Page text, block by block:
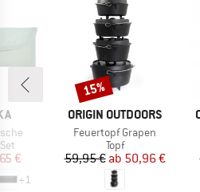
Preis
€
+1
MARKE
ORIGIN OUTDOORS
Artikel
Feuertopf Grapen
Produktgruppe
Topf
Preis
59,95 € reduzierter
ab 50,96 €
Rabatt
15%